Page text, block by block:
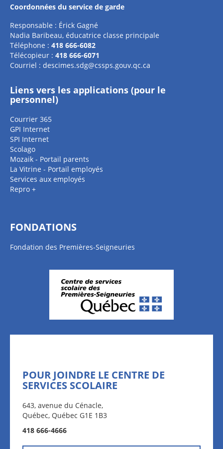
Coordonnées du service de garde
Responsable : Érick Gagné
Nadia Baribeau, éducatrice classe principale
Téléphone : 418 666-6082
Télécopieur : 418 666-6071
Courriel : descimes.sdg@cssps.gouv.qc.ca
Liens vers les applications (pour le
personnel)
Courrier 365
GPI Internet
SPI Internet
Scolago
Mozaik - Portail parents
La Vitrine - Portail employés
Services aux employés
Repro +
FONDATIONS
Fondation des Premières-Seigneuries
POUR JOINDRE LE CENTRE DE
SERVICES SCOLAIRE
643, avenue du Cénacle,
Québec, Québec G1E 1B3
418 666-4666